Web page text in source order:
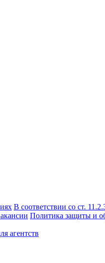
В соответствии со ст.
Политика защиты и
агентств